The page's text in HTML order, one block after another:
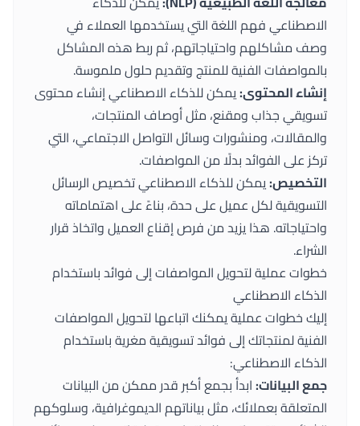
الاصطناعي فهم اللغة التي يستخدمها العملاء في
وصف مشاكلهم واحتياجاتهم، ثم ربط هذه المشاكل
بالمواصفات الفنية للمنتج وتقديم حلول ملموسة.
إنشاء المحتوى:يمكن للذكاء الاصطناعي إنشاء محتوى
تسويقي جذاب ومقنع، مثل أوصاف المنتجات،
والمقالات، ومنشورات وسائل التواصل الاجتماعي، التي
تركز على الفوائد بدلًا من المواصفات.
التخصيص:يمكن للذكاء الاصطناعي تخصيص الرسائل
التسويقية لكل عميل على حدة، بناءً على اهتماماته
واحتياجاته. هذا يزيد من فرص إقناع العميل واتخاذ قرار
الشراء.
خطوات عملية لتحويل المواصفات إلى فوائد باستخدام
الذكاء الاصطناعي
إليك خطوات عملية يمكنك اتباعها لتحويل المواصفات
الفنية لمنتجاتك إلى فوائد تسويقية مغرية باستخدام
الذكاء الاصطناعي:
جمع البيانات:ابدأ بجمع أكبر قدر ممكن من البيانات
المتعلقة بعملائك، مثل بياناتهم الديموغرافية، وسلوكهم